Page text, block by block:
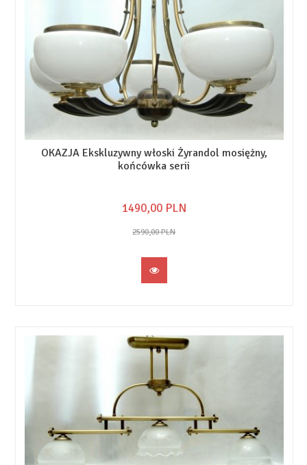
OKAZJA Ekskluzywny włoski Żyrandol mosiężny,
końcówka serii
1490,00PLN
2590,00 PLN